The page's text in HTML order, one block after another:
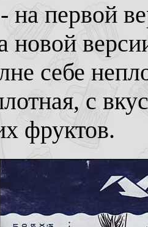
на первой
новой
себе
с
фруктов.